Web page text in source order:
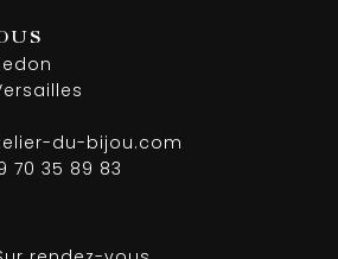
du-bijou.com
70 35 89 83